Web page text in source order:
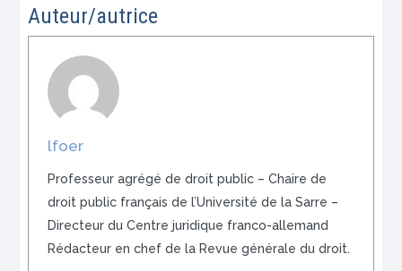
Auteur/autrice
lfoer
Professeur agrégé de droit public – Chaire de
droit public français de l’Université de la Sarre –
Directeur du Centre juridique franco-allemand
Rédacteur en chef de la Revue générale du droit.